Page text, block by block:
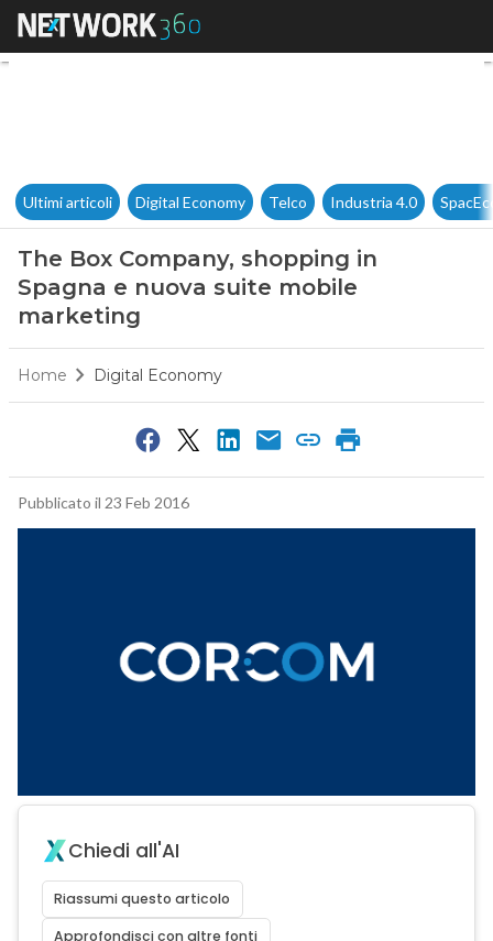
The Box Company,
Ultimi articoli Digital Economy Telco Industria 4.0
The Box Company, shopping in
Spagna e nuova suite mobile
marketing
Home Digital Economy
Pubblicato il 23 Feb 2016
Chiedi all'AI
Riassumi questo articolo
Approfondisci con altre fonti